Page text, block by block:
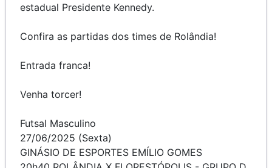
estadual Presidente Kennedy.
Confira as partidas dos times de Rolândia!
Entrada franca!
Venha torcer!
Futsal Masculino
27/06/2025 (Sexta)
GINÁSIO DE ESPORTES EMÍLIO GOMES